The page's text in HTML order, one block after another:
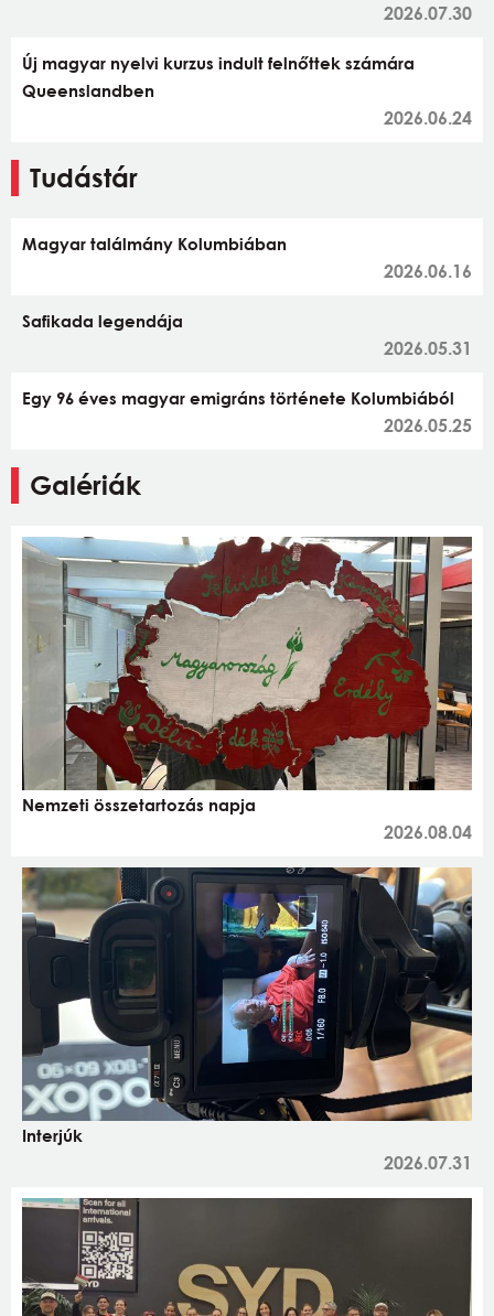
2026.07.30
Új magyar nyelvi kurzus indult felnőttek számára
Queenslandben
2026.06.24
Tudástár
Magyar találmány Kolumbiában
2026.06.16
Safikada legendája
2026.05.31
Egy 96 éves magyar emigráns története Kolumbiából
2026.05.25
Galériák
Nemzeti összetartozás napja
2026.08.04
Interjúk
2026.07.31